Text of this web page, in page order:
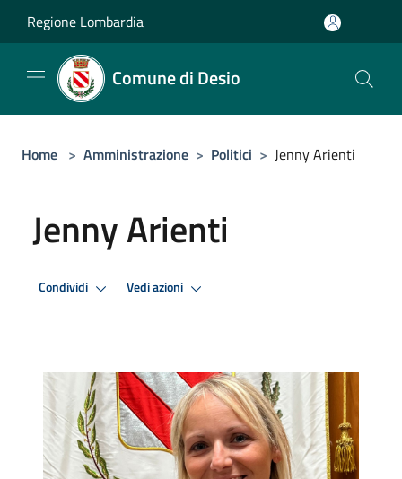
Regione Lombardia
Comune di Desio
Home > Amministrazione > Politici > Jenny Arienti
Jenny Arienti
Condividi Vedi azioni